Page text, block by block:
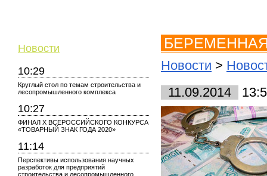
Новости
10:29
Круглый стол по темам строительства и
лесопромышленного комплекса
10:27
ФИНАЛ X ВСЕРОССИЙСКОГО КОНКУРСА
«ТОВАРНЫЙ ЗНАК ГОДА 2020»
11:14
Перспективы использования научных
разработок для предприятий
строительства и лесопромышленного
Новости >
11.09.2014